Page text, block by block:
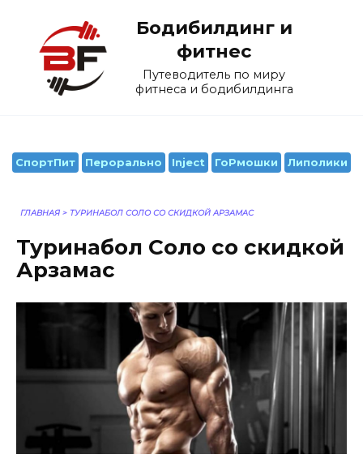
содержанию
Бодибилдинг и
фитнес
Путеводитель по миру
фитнеса и бодибилдинга
СпортПит Перорально Inject ГоРмошки Липолики
ГЛАВНАЯ > ТУРИНАБОЛ СОЛО СО СКИДКОЙ АРЗАМАС
Туринабол Соло со скидкой
Арзамас